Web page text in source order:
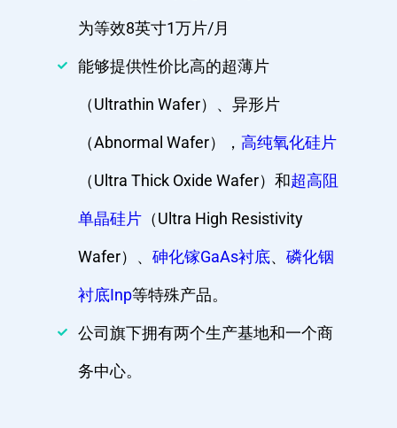
为等效8英寸1万片/月
能够提供性价比高的超薄片
（Ultrathin Wafer）、异形片
（Abnormal Wafer）， 高纯氧化硅片
（Ultra Thick Oxide Wafer）和超高阻
单晶硅片 （Ultra High Resistivity
Wafer）、 砷化镓GaAs衬底、 磷化铟
衬底Inp等特殊产品。
公司旗下拥有两个生产基地和一个商
务中心。